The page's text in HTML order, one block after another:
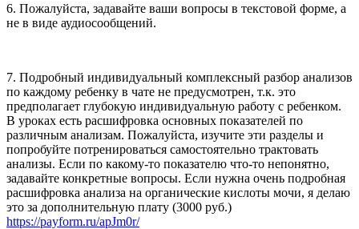
6. Пожалуйста, задавайте ваши вопросы в текстовой форме, а
не в виде аудиосообщений.
7. Подробный индивидуальный комплексный разбор анализов
по каждому ребенку в чате не предусмотрен, т.к. это
предполагает глубокую индивидуальную работу с ребенком.
В уроках есть расшифровка основных показателей по
различным анализам. Пожалуйста, изучите эти разделы и
попробуйте потренироваться самостоятельно трактовать
анализы. Если по какому-то показателю что-то непонятно,
задавайте конкретные вопросы. Если нужна очень подробная
расшифровка анализа на органические кислоты мочи, я делаю
это за дополнительную плату (3000 руб.)
https://payform.ru/apJm0r/